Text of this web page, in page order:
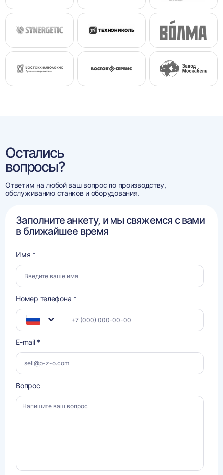
Остались
вопросы?
Ответим на любой ваш вопрос по производству,
обслуживанию станков и оборудования.
Заполните анкету, и мы свяжемся с вами
в ближайшее время
Имя *
Номер телефона *
E-mail *
Вопрос